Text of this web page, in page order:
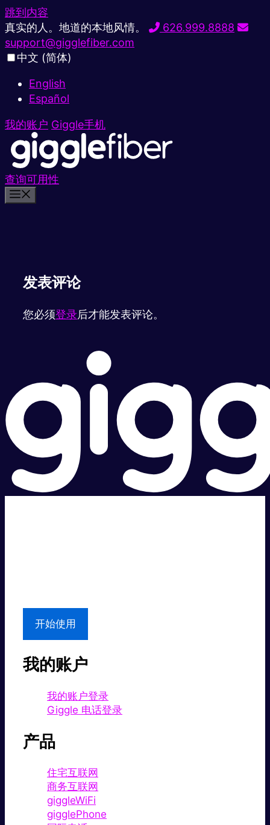
跳到内容
真实的人。地道的本地风情。
626.999.8888
support@gigglefiber.com
中文 (简体)
English
Español
我的账户 Giggle手机
查询可用性
发表评论
您必须登录后才能发表评论。
开始使用
我的账户
我的账户登录
Giggle 电话登录
产品
住宅互联网
商务互联网
giggleWiFi
gigglePhone